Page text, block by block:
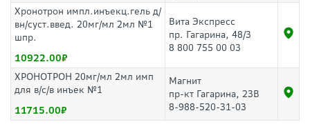
Хронотрон импл.инъекц.гель д/
вн/суст.введ. 20мг/мл 2мл №1
шпр.
10922.00
Вита Экспресс
пр. Гагарина, 48/3
8 800 755 00 03
ХРОНОТРОН 20мг/мл 2мл имп
для в/с/в инъек №1
11715.00
Магнит
пр-кт Гагарина, 23В
8-988-520-31-03